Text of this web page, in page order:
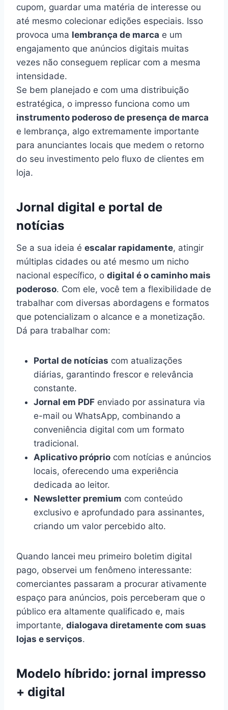
cupom, guardar uma matéria de interesse ou
até mesmo colecionar edições especiais. Isso
provoca uma lembrança de marca e um
engajamento que anúncios digitais muitas
vezes não conseguem replicar com a mesma
intensidade.
Se bem planejado e com uma distribuição
estratégica, o impresso funciona como um
instrumento poderoso de presença de marca
e lembrança, algo extremamente importante
para anunciantes locais que medem o retorno
do seu investimento pelo fluxo de clientes em
loja.
Jornal digital e portal de
notícias
Se a sua ideia é escalar rapidamente, atingir
múltiplas cidades ou até mesmo um nicho
nacional específico, o digital é o caminho mais
poderoso. Com ele, você tem a flexibilidade de
trabalhar com diversas abordagens e formatos
que potencializam o alcance e a monetização.
Dá para trabalhar com:
Portal de notícias com atualizações
diárias, garantindo frescor e relevância
constante.
Jornal em PDF enviado por assinatura via
e-mail ou WhatsApp, combinando a
conveniência digital com um formato
tradicional.
Aplicativo próprio com notícias e anúncios
locais, oferecendo uma experiência
dedicada ao leitor.
Newsletter premium com conteúdo
exclusivo e aprofundado para assinantes,
criando um valor percebido alto.
Quando lancei meu primeiro boletim digital
pago, observei um fenômeno interessante:
comerciantes passaram a procurar ativamente
espaço para anúncios, pois perceberam que o
público era altamente qualificado e, mais
importante, dialogava diretamente com suas
lojas e serviços.
Modelo híbrido: jornal impresso
+ digital